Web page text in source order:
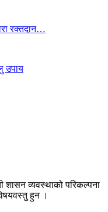
रक्तदान…
उपाय
शासन व्यवस्थाको परिकल्पना
हुन ।